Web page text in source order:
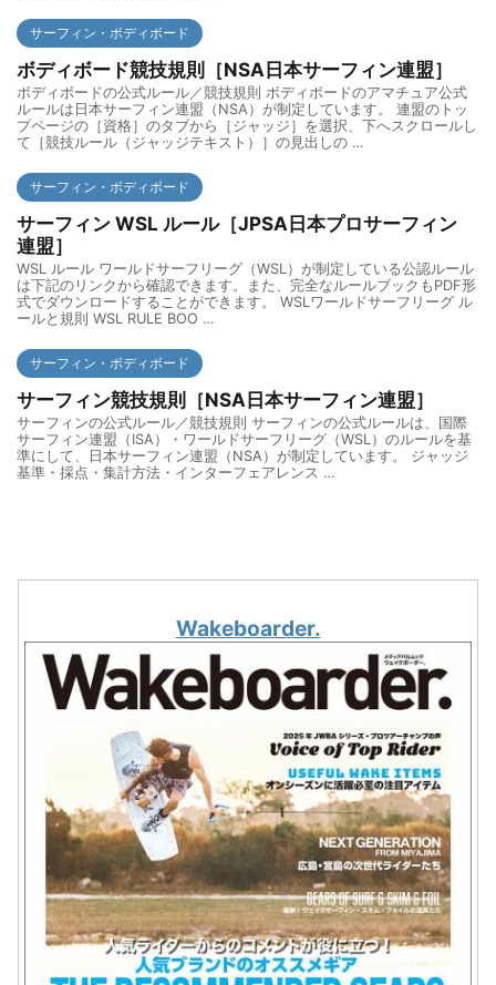
サーフィン・ボディボード
ボディボード競技規則［NSA日本サーフィン連盟］
ボディボードの公式ルール／競技規則 ボディボードのアマチュア公式
ルールは日本サーフィン連盟（NSA）が制定しています。 連盟のトッ
プページの［資格］のタブから［ジャッジ］を選択、下へスクロールし
て［競技ルール（ジャッジテキスト）］の見出しの …
サーフィン・ボディボード
サーフィン WSL ルール［JPSA日本プロサーフィン
連盟］
WSL ルール ワールドサーフリーグ（WSL）が制定している公認ルール
は下記のリンクから確認できます。また、完全なルールブックもPDF形
式でダウンロードすることができます。 WSLワールドサーフリーグ ル
ールと規則 WSL RULE BOO …
サーフィン・ボディボード
サーフィン競技規則［NSA日本サーフィン連盟］
サーフィンの公式ルール／競技規則 サーフィンの公式ルールは、国際
サーフィン連盟（ISA）・ワールドサーフリーグ（WSL）のルールを基
準にして、日本サーフィン連盟（NSA）が制定しています。 ジャッジ
基準・採点・集計方法・インターフェアレンス …
Wakeboarder.